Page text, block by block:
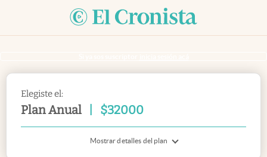
Elegiste el:
Plan Anual $32000
Mostrar detalles del plan